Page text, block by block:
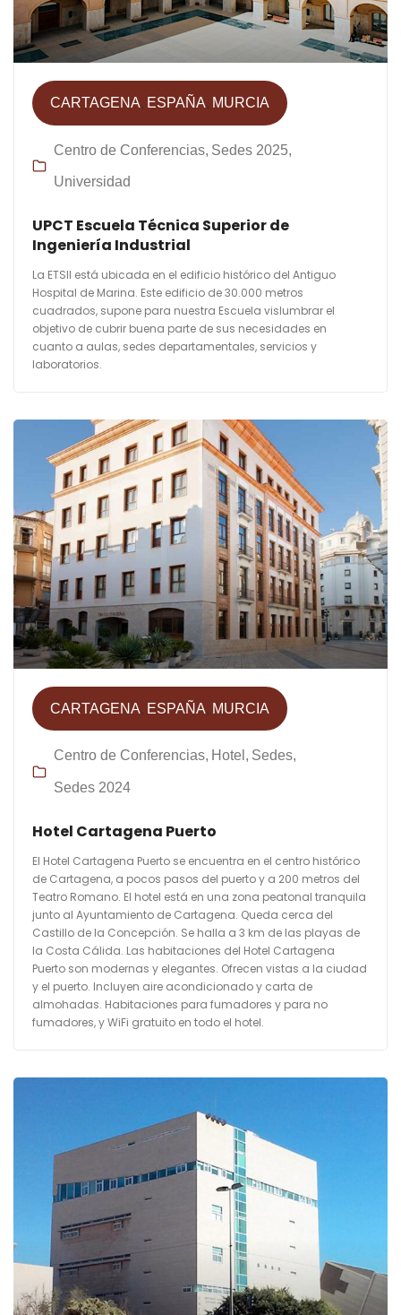
CARTAGENA ESPAÑA MURCIA
Centro de Conferencias Sedes 2025
Universidad
UPCT Escuela Técnica Superior de
Ingeniería Industrial
La ETSII está ubicada en el edificio histórico del Antiguo
Hospital de Marina. Este edificio de 30.000 metros
cuadrados, supone para nuestra Escuela vislumbrar el
objetivo de cubrir buena parte de sus necesidades en
cuanto a aulas, sedes departamentales, servicios y
laboratorios.
CARTAGENA ESPAÑA MURCIA
Centro de Conferencias Hotel Sedes
Sedes 2024
Hotel Cartagena Puerto
El Hotel Cartagena Puerto se encuentra en el centro histórico
de Cartagena, a pocos pasos del puerto y a 200 metros del
Teatro Romano. El hotel está en una zona peatonal tranquila
junto al Ayuntamiento de Cartagena. Queda cerca del
Castillo de la Concepción. Se halla a 3 km de las playas de
la Costa Cálida. Las habitaciones del Hotel Cartagena
Puerto son modernas y elegantes. Ofrecen vistas a la ciudad
y el puerto. Incluyen aire acondicionado y carta de
almohadas. Habitaciones para fumadores y para no
fumadores, y WiFi gratuito en todo el hotel.